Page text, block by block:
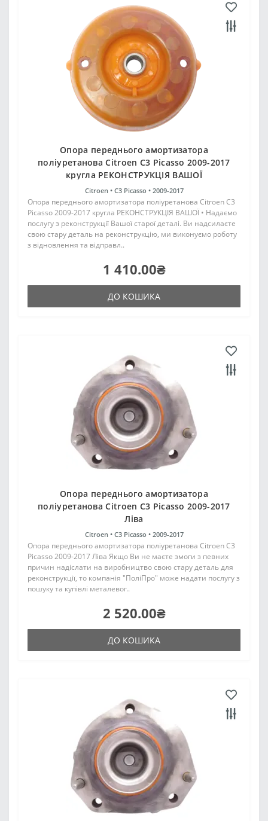
Опора переднього амортизатора
поліуретанова Citroen C3 Picasso 2009-2017
кругла РЕКОНСТРУКЦІЯ ВАШОЇ
Citroen • C3 Picasso • 2009-2017
Опора переднього амортизатора поліуретанова Citroen C3
Picasso 2009-2017 кругла РЕКОНСТРУКЦІЯ ВАШОЇ • Надаємо
послугу з реконструкції Вашої старої деталі. Ви надсилаєте
свою стару деталь на реконструкцію, ми виконуємо роботу
з відновлення та відправл..
1 410.00₴
ДО КОШИКА
Опора переднього амортизатора
поліуретанова Citroen C3 Picasso 2009-2017
Ліва
Citroen • C3 Picasso • 2009-2017
Опора переднього амортизатора поліуретанова Citroen C3
Picasso 2009-2017 Ліва Якщо Ви не маєте змоги з певних
причин надіслати на виробництво свою стару деталь для
реконструкції, то компанія "ПоліПро" може надати послугу з
пошуку та купівлі металевог..
2 520.00₴
ДО КОШИКА